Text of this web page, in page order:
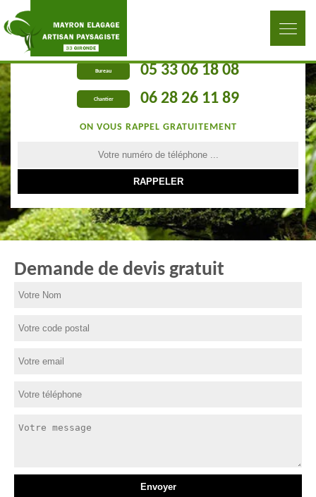
Bureau 05 33 06 18 08
Chantier 06 28 26 11 89
ON VOUS RAPPEL GRATUITEMENT
Demande de devis gratuit